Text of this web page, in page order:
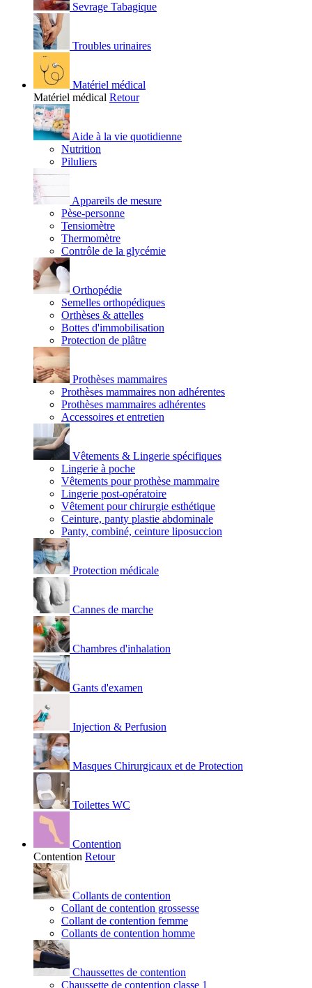
Sevrage Tabagique
Troubles urinaires
Matériel médical
Matériel médical Retour
Aide à la vie quotidienne
Nutrition
Piluliers
Appareils de mesure
Pèse-personne
Tensiomètre
Thermomètre
Contrôle de la glycémie
Orthopédie
Semelles orthopédiques
Orthèses & attelles
Bottes d'immobilisation
Protection de plâtre
Prothèses mammaires
Prothèses mammaires non adhérentes
Prothèses mammaires adhérentes
Accessoires et entretien
Vêtements & Lingerie spécifiques
Lingerie à poche
Vêtements pour prothèse mammaire
Lingerie post-opératoire
Vêtement pour chirurgie esthétique
Ceinture, panty plastie abdominale
Panty, combiné, ceinture liposuccion
Protection médicale
Cannes de marche
Chambres d'inhalation
Gants d'examen
Injection & Perfusion
Masques Chirurgicaux et de Protection
Toilettes WC
Contention
Contention Retour
Collants de contention
Collant de contention grossesse
Collant de contention femme
Collants de contention homme
Chaussettes de contention
Chaussette de contention classe 1